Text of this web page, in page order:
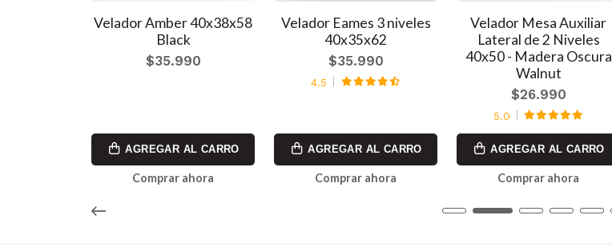
Velador Amber 40x38x58
Black
$35.990
AGREGAR AL CARRO
Comprar ahora
Velador Eames 3 niveles
40x35x62
$35.990
4.5
AGREGAR AL CARRO
Comprar ahora
Velador Mesa Auxiliar
Lateral de 2 Niveles
40x50 - Madera Oscura
Walnut
$26.990
5.0
AGREGAR AL CARRO
Comprar ahora